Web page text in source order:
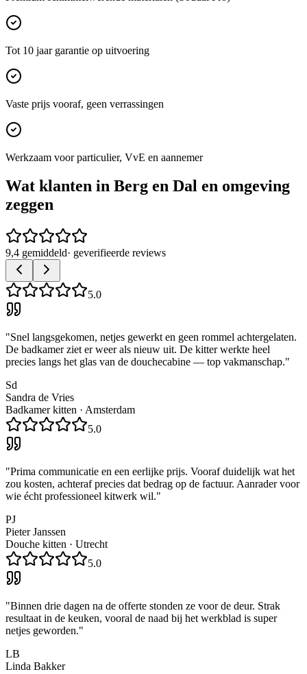
Tot 10 jaar garantie op uitvoering
Vaste prijs vooraf, geen verrassingen
Werkzaam voor particulier, VvE en aannemer
Wat klanten in Berg en Dal en omgeving
zeggen
9,4 gemiddeld· geverifieerde reviews
5.0
"Snel langsgekomen, netjes gewerkt en geen rommel achtergelaten.
De badkamer ziet er weer als nieuw uit. De kitter werkte heel
precies langs het glas van de douchecabine — top vakmanschap."
Sd
Sandra de Vries
Badkamer kitten · Amsterdam
5.0
"Prima communicatie en een eerlijke prijs. Vooraf duidelijk wat het
zou kosten, achteraf precies dat bedrag op de factuur. Aanrader voor
wie écht professioneel kitwerk wil."
PJ
Pieter Janssen
Douche kitten · Utrecht
5.0
"Binnen drie dagen na de offerte stonden ze voor de deur. Strak
resultaat in de keuken, vooral de naad bij het werkblad is super
netjes geworden."
LB
Linda Bakker